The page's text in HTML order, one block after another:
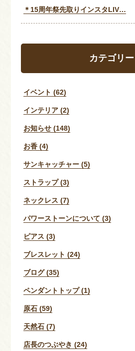
＊15周年祭先取りインスタLIV…
カテゴリー
イベント (62)
インテリア (2)
お知らせ (148)
お香 (4)
サンキャッチャー (5)
ストラップ (3)
ネックレス (7)
パワーストーンについて (3)
ピアス (3)
ブレスレット (24)
ブログ (35)
ペンダントトップ (1)
原石 (59)
天然石 (7)
店長のつぶやき (24)